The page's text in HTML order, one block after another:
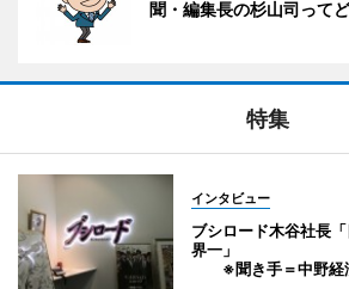
聞・編集長の杉山司って
特集
インタビュー
ブシロード木谷社長
界一」
※聞き手＝中野経